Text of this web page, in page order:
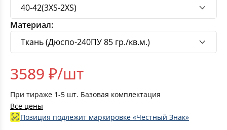
Материал:
3589 ₽/шт
При тираже 1-5 шт. Базовая комплектация
Все цены
Позиция подлежит маркировке «Честный Знак»